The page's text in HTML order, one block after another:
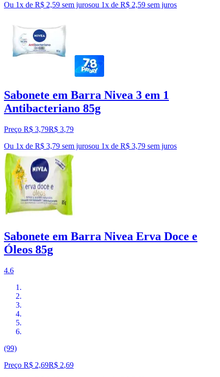
Ou 1x de R$ 2,59 sem jurosou 1x de R$ 2,59 sem juros
Sabonete em Barra Nivea 3 em 1
Antibacteriano 85g
Preço R$ 3,79R$ 3,79
Ou 1x de R$ 3,79 sem jurosou 1x de R$ 3,79 sem juros
Sabonete em Barra Nivea Erva Doce e
Óleos 85g
4.6
(99)
Preço R$ 2,69R$ 2,69